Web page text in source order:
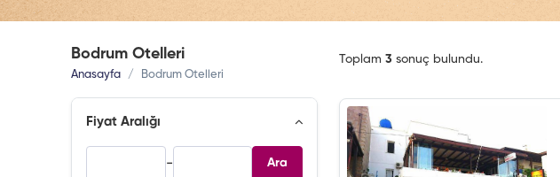
Bodrum Otelleri
Anasayfa Bodrum Otelleri
Fiyat Aralığı
- Ara
Toplam 3 sonuç bulundu.